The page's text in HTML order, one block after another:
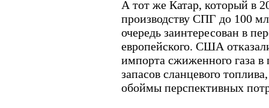
А тот же Катар, который в
производству СПГ до 100
очередь заинтересован в
европейского. США
импорта сжиженного газа в
запасов сланцевого
обоймы перспективных